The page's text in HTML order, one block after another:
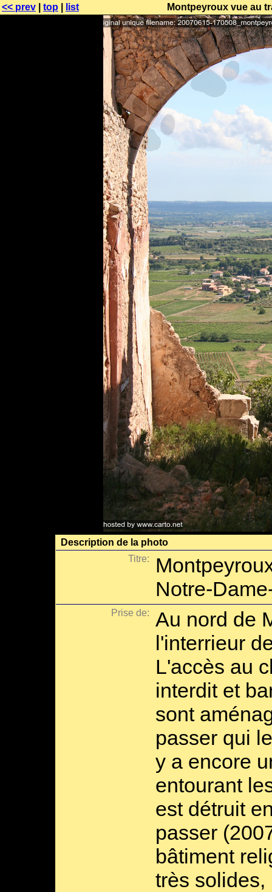
<< prev top list Montpeyroux vue au
Description de la photo
Titre:
Notre-
Prise de:
Au nord de
l'interrieur
L'accès au
interdit et
sont
passer qui
y a encore
entourant
est détruit
passer
bâtiment
très solides,